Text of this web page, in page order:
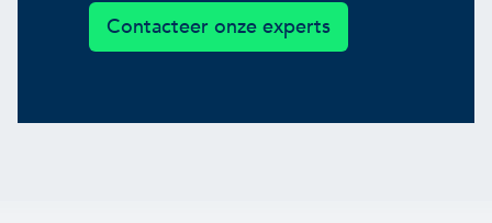
Contacteer onze experts